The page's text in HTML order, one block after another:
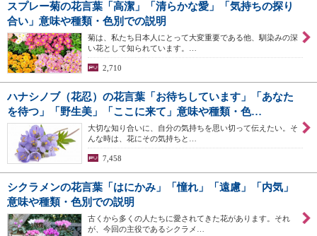
スプレー菊の花言葉「高潔」「清らかな愛」「気持ちの探り
合い」意味や種類・色別での説明
菊は、私たち日本人にとって大変重要である他、馴染みの深
い花として知られています。…
2,710
ハナシノブ（花忍）の花言葉「お待ちしています」「あなた
を待つ」「野生美」「ここに来て」意味や種類・色…
大切な知り合いに、自分の気持ちを思い切って伝えたい。そ
んな時は、花にその気持ちと…
7,458
シクラメンの花言葉「はにかみ」「憧れ」「遠慮」「内気」
意味や種類・色別での説明
古くから多くの人たちに愛されてきた花があります。それ
が、今回の主役であるシクラメ…